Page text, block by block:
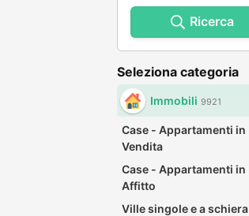
Ricerca
Seleziona categoria
Immobili 9921
Case - Appartamenti in
Vendita
Case - Appartamenti in
Affitto
Ville singole e a schiera